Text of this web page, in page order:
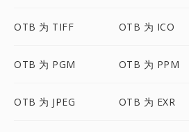
OTB 为 TIFF OTB 为 ICO
OTB 为 PGM OTB 为 PPM
OTB 为 JPEG OTB 为 EXR